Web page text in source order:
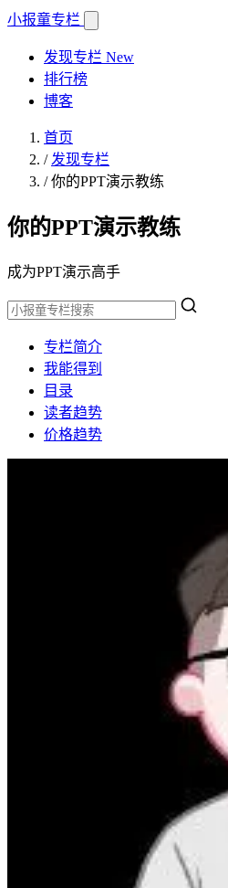
小报童专栏
发现专栏 New
排行榜
博客
首页
/ 发现专栏
/你的PPT演示教练
你的PPT演示教练
成为PPT演示高手
专栏简介
我能得到
目录
读者趋势
价格趋势